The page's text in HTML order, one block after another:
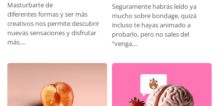
Masturbarte de
diferentes formas y ser más
creativos nos permite descubrir
nuevas sensaciones y disfrutar
más....
Seguramente habrás leído ya
mucho sobre bondage, quizá
incluso te hayas animado a
probarlo, pero no sales del
“venga,...